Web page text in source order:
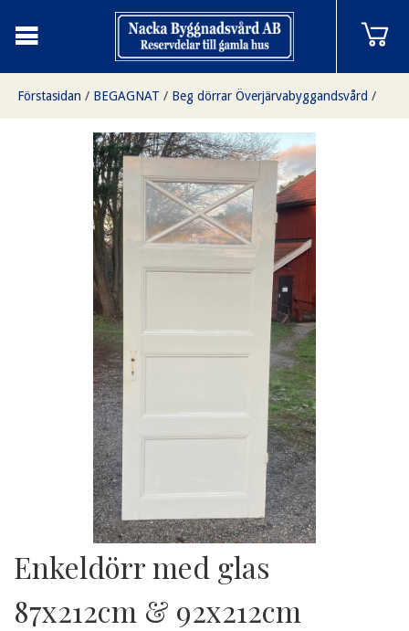
Förstasidan / BEGAGNAT / Beg dörrar Överjärvabyggandsvård /
Enkeldörr med glas /
Enkeldörr med glas 87x212cm & 92x212cm Överjärva
Enkeldörr med glas
87x212cm & 92x212cm